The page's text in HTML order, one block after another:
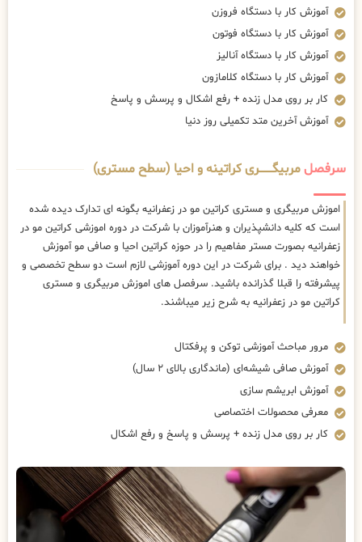
آموزش کار با دستگاه فروزن
آموزش کار با دستگاه فوتون
آموزش کار با دستگاه آنالیز
آموزش کار با دستگاه کلامازون
کار بر روی مدل زنده + رفع اشکال و پرسش و پاسخ
آموزش آخرین متد تکمیلی روز دنیا
سرفصلمربیگــــــــری کراتینه و احیا (سطح مستری)
اموزش مربیگری و مستری کراتین مو در زعفرانیه بگونه ای تدارک دیده شده
است که کلیه دانشپذیران و هنرآموزان با شرکت در دوره اموزشی کراتین مو در
زعفرانیه بصورت مستر مفاهیم را در حوزه کراتین احیا و صافی مو آموزش
خواهند دید . برای شرکت در این دوره آموزشی لازم است دو سطح تخصصی و
پیشرفته را قبلا گذرانده باشید. سرفصل های اموزش مربیگری و مستری
کراتین مو در زعفرانیه به شرح زیر میباشند.
مرور مباحث آموزشی توکن و پرفکتال
آموزش صافی شیشه‌ای (ماندگاری بالای ۲ سال)
آموزش ابریشم سازی
معرفی محصولات اختصاصی
کار بر روی مدل زنده + پرسش و پاسخ و رفع اشکال